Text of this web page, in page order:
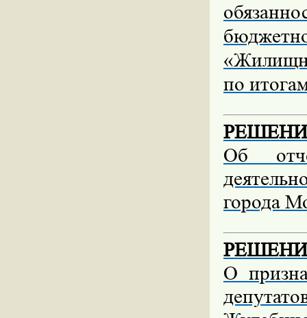
по
Об
города
О